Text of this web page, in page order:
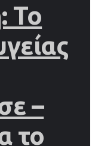
Το
–
το